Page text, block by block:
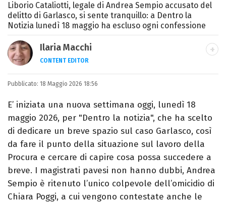
Liborio Cataliotti, legale di Andrea Sempio accusato del
delitto di Garlasco, si sente tranquillo: a Dentro la
Notizia lunedì 18 maggio ha escluso ogni confessione
Ilaria Macchi
CONTENT EDITOR
Laureata in Linguaggi dei Media, amo il
giornalismo, il calcio, la TV e la moda, dove
cerco sempre le ultime tendenze.
Pubblicato: 18 Maggio 2026 18:56
E’ iniziata una nuova settimana oggi, lunedì 18
maggio 2026, per "Dentro la notizia", che ha scelto
di dedicare un breve spazio sul caso Garlasco, così
da fare il punto della situazione sul lavoro della
Procura e cercare di capire cosa possa succedere a
breve. I magistrati pavesi non hanno dubbi, Andrea
Sempio è ritenuto l’unico colpevole dell’omicidio di
Chiara Poggi, a cui vengono contestate anche le